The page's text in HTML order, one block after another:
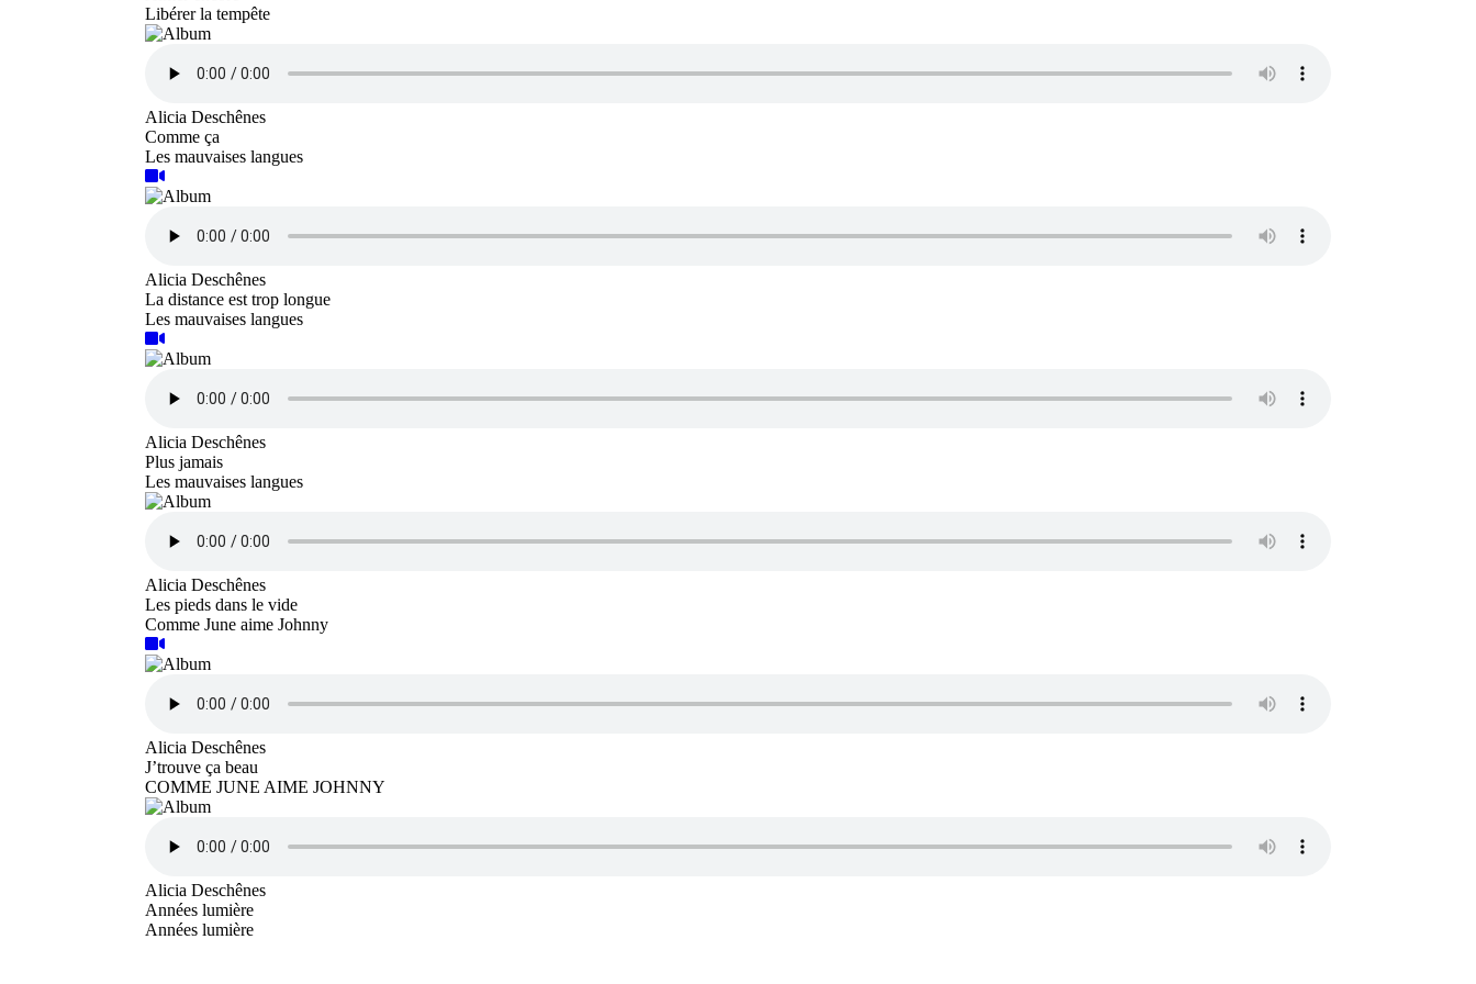
Libérer la tempête
Alicia Deschênes
Comme ça
Les mauvaises langues
Alicia Deschênes
La distance est trop longue
Les mauvaises langues
Alicia Deschênes
Plus jamais
Les mauvaises langues
Alicia Deschênes
Les pieds dans le vide
Comme June aime Johnny
Alicia Deschênes
J’trouve ça beau
COMME JUNE AIME JOHNNY
Alicia Deschênes
Années lumière
Années lumière